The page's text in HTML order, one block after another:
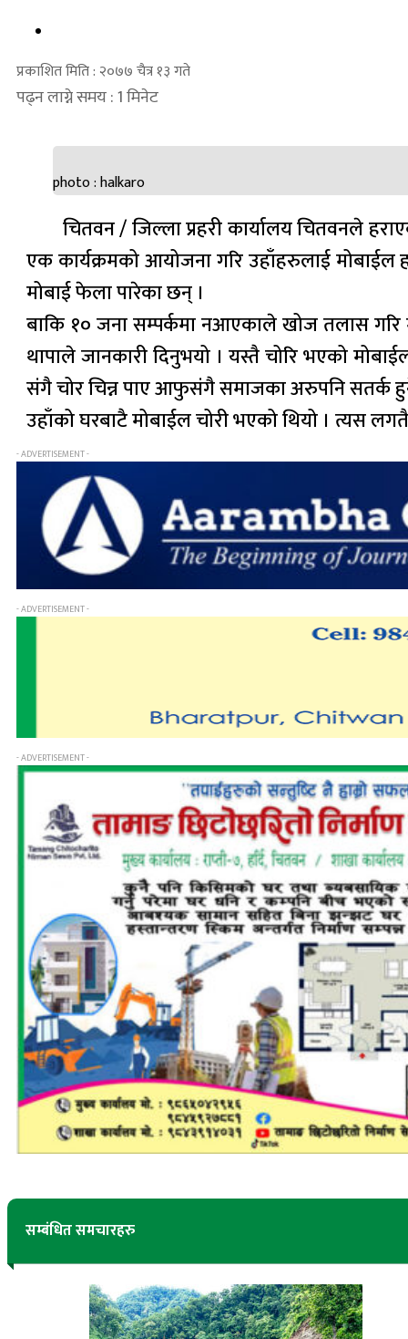
प्रकाशित मिति : २०७७ चैत्र १३ गते
पढ्न लाग्ने समय : 1 मिनेट
photo : halkaro
चितवन / जिल्ला प्रहरी कार्यालय चितवनले
एक कार्यक्रमको आयोजना गरि उहाँहरुलाई
मोबाई फेला पारेका छन् ।
बाकि १० जना सम्पर्कमा नआएकाले खोज तलास गरि
थापाले जानकारी दिनुभयो । यस्तै चोरि भएको
संगै चोर चिन्न पाए आफुसंगै समाजका अरुपनि सतर्क
उहाँको घरबाटै मोबाईल चोरी भएको थियो । त्यस
- ADVERTISEMENT -
- ADVERTISEMENT -
- ADVERTISEMENT -
सम्बंधित समचारहरु